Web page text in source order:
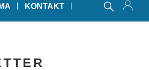
KONTAKT